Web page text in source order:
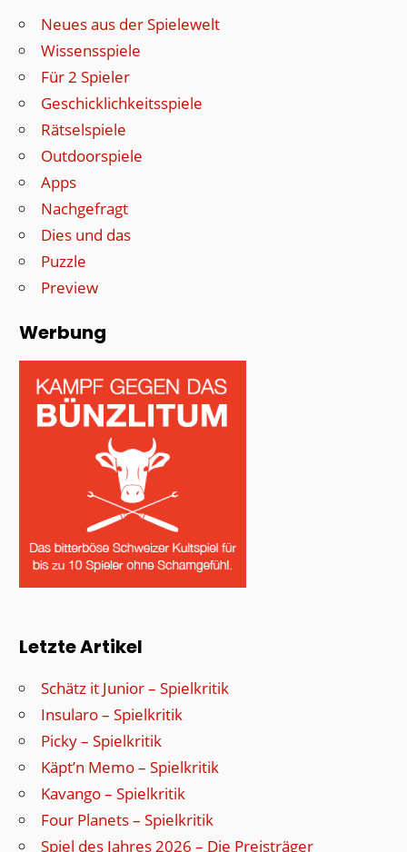
Neues aus der Spielewelt
Wissensspiele
Für 2 Spieler
Geschicklichkeitsspiele
Rätselspiele
Outdoorspiele
Apps
Nachgefragt
Dies und das
Puzzle
Preview
Werbung
Letzte Artikel
Schätz it Junior – Spielkritik
Insularo – Spielkritik
Picky – Spielkritik
Käpt’n Memo – Spielkritik
Kavango – Spielkritik
Four Planets – Spielkritik
Spiel des Jahres 2026 – Die Preisträger